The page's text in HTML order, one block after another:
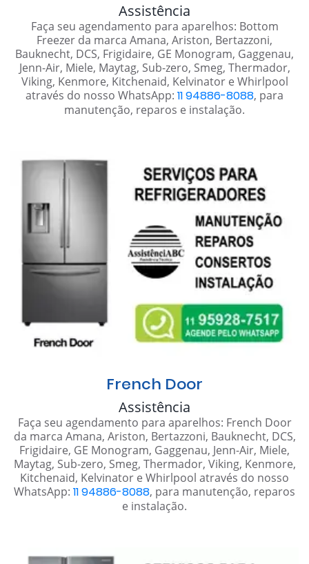
Assistência
Faça seu agendamento para aparelhos: Bottom
Freezer da marca Amana, Ariston, Bertazzoni,
Bauknecht, DCS, Frigidaire, GE Monogram, Gaggenau,
Jenn-Air, Miele, Maytag, Sub-zero, Smeg, Thermador,
Viking, Kenmore, Kitchenaid, Kelvinator e Whirlpool
através do nosso WhatsApp: 11 94886-8088, para
manutenção, reparos e instalação.
French Door
Assistência
Faça seu agendamento para aparelhos: French Door
da marca Amana, Ariston, Bertazzoni, Bauknecht, DCS,
Frigidaire, GE Monogram, Gaggenau, Jenn-Air, Miele,
Maytag, Sub-zero, Smeg, Thermador, Viking, Kenmore,
Kitchenaid, Kelvinator e Whirlpool através do nosso
WhatsApp: 11 94886-8088, para manutenção, reparos
e instalação.